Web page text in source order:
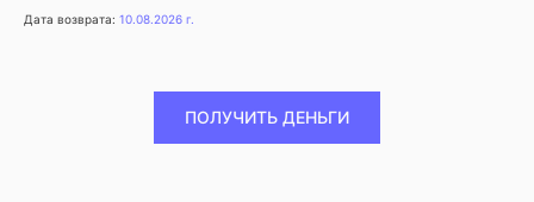
Дата возврата: 10.08.2026 г.
ПОЛУЧИТЬ ДЕНЬГИ